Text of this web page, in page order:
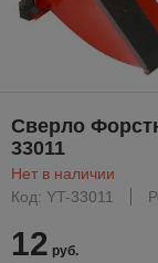
Сверло
33011
Нет в наличии
Код: YT-33011
12 руб.